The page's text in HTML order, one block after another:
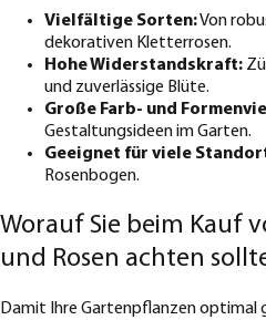
Vielfältige Sorten:Von
dekorativen Kletterrosen.
Hohe Widerstandskraft:
und zuverlässige Blüte.
Große Farb- und
Gestaltungsideen im Garten.
Geeignet für viele
Rosenbogen.
Worauf Sie beim Kauf
und Rosen achten
Damit Ihre Gartenpflanzen optimal